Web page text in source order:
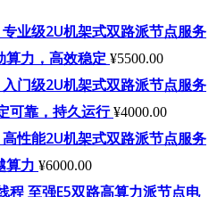
专业级2U机架式双路派节点服务
算力，高效稳定 ¥5500.00
入门级2U机架式双路派节点服务
可靠，持久运行 ¥4000.00
高性能2U机架式双路派节点服务
算力 ¥6000.00
至强E5双路高算力派节点电